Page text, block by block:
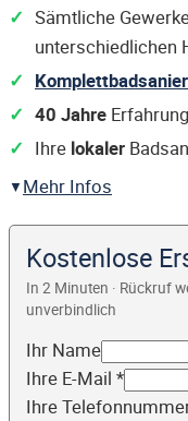
Sämtliche
unterschiedlichen
40 Jahre
Ihre lokaler
Mehr Infos
Kostenlose
In 2 Minuten · Rückruf
unverbindlich
Ihr Name
Ihre E-Mail *
Ihre